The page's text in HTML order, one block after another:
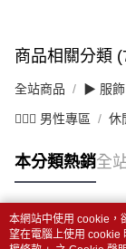
商品相關分類
全站商品 ▶ 服飾
💁🏻‍♂️ 男性專區 休
本分類熱銷全
熱門標籤
本網站中使用 cookie，
望在電腦上使用 cookie